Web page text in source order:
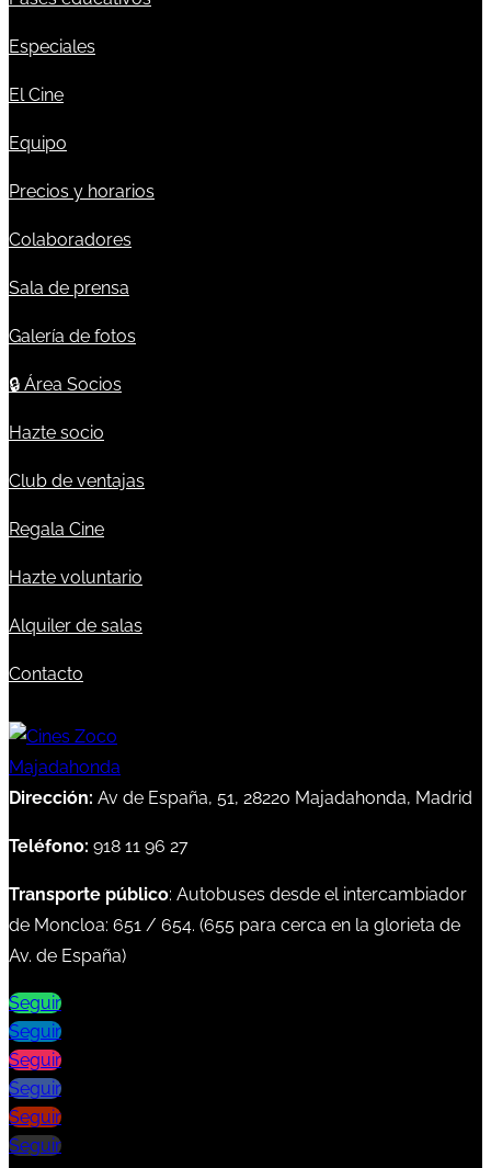
Especiales
El Cine
Equipo
Precios y horarios
Colaboradores
Sala de prensa
Galería de fotos
🔒 Área Socios
Hazte socio
Club de ventajas
Regala Cine
Hazte voluntario
Alquiler de salas
Contacto
Dirección: Av de España, 51, 28220 Majadahonda, Madrid
Teléfono: 918 11 96 27
Transporte público: Autobuses desde el intercambiador
de Moncloa: 651 / 654. (655 para cerca en la glorieta de
Av. de España)
Seguir
Seguir
Seguir
Seguir
Seguir
Seguir